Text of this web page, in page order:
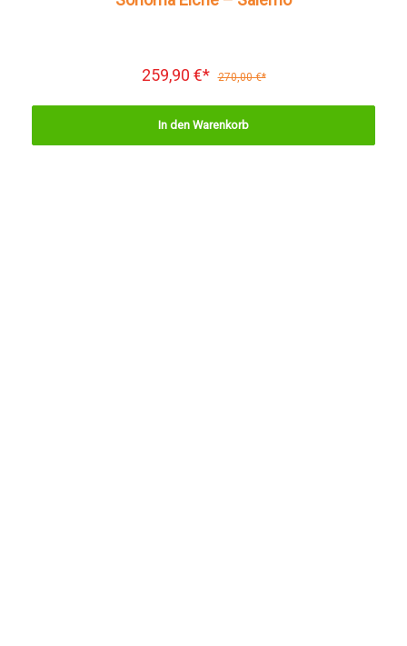
259,90 €* 270,00 €*
In den Warenkorb